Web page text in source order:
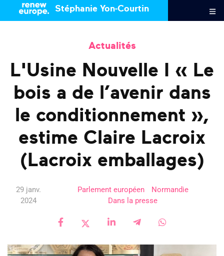
Stéphanie Yon-Courtin
Actualités
L'Usine Nouvelle I « Le
bois a de l’avenir dans
le conditionnement »,
estime Claire Lacroix
(Lacroix emballages)
29 janv.
2024
Parlement européen
Normandie
Dans la presse